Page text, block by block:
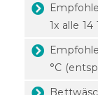
1x alle 14
°C